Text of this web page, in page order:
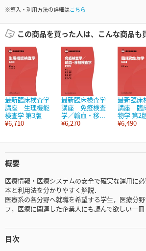
※導入・利用方法の詳細はこちら
この商品を買った人は、こんな商品も
最新臨床検査学
講座 生理機能
検査学 第3版
¥6,710
最新臨床検査学
講座 免疫検査
学／輸血・移...
¥6,270
最新臨床
講座 臨
物学 第2
¥6,490
概要
医療情報・医療システムの安全で確実な運用に
本と利用法を分かりやすく解説．
医療系の各分野へ就職を希望する学生，医療分
フ，医療に関連した企業人にも読んで欲しい一冊
目次